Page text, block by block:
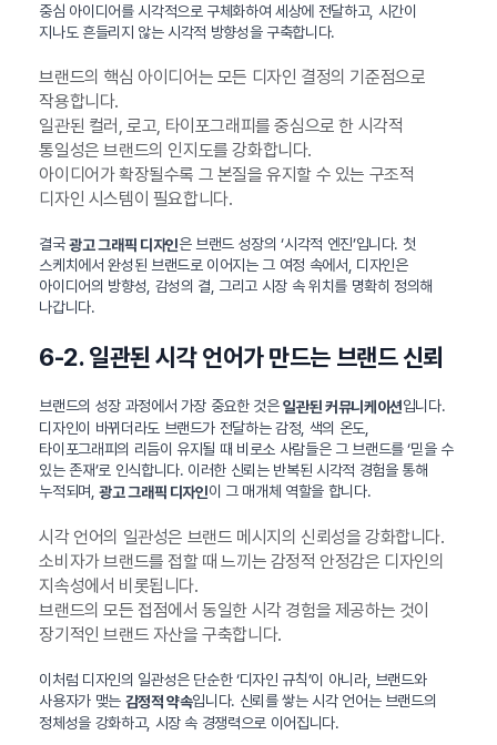
중심 아이디어를 시각적으로 구체화하여 세상에 전달하고, 시간이
지나도 흔들리지 않는 시각적 방향성을 구축합니다.
브랜드의 핵심 아이디어는 모든 디자인 결정의 기준점으로
작용합니다.
일관된 컬러, 로고, 타이포그래피를 중심으로 한 시각적
통일성은 브랜드의 인지도를 강화합니다.
아이디어가 확장될수록 그 본질을 유지할 수 있는 구조적
디자인 시스템이 필요합니다.
결국광고 그래픽 디자인은 브랜드 성장의 ‘시각적 엔진’입니다. 첫
스케치에서 완성된 브랜드로 이어지는 그 여정 속에서, 디자인은
아이디어의 방향성, 감성의 결, 그리고 시장 속 위치를 명확히 정의해
나갑니다.
6-2. 일관된 시각 언어가 만드는 브랜드 신뢰
브랜드의 성장 과정에서 가장 중요한 것은일관된 커뮤니케이션입니다.
디자인이 바뀌더라도 브랜드가 전달하는 감정, 색의 온도,
타이포그래피의 리듬이 유지될 때 비로소 사람들은 그 브랜드를 ‘믿을 수
있는 존재’로 인식합니다. 이러한 신뢰는 반복된 시각적 경험을 통해
누적되며,광고 그래픽 디자인이 그 매개체 역할을 합니다.
시각 언어의 일관성은 브랜드 메시지의 신뢰성을 강화합니다.
소비자가 브랜드를 접할 때 느끼는 감정적 안정감은 디자인의
지속성에서 비롯됩니다.
브랜드의 모든 접점에서 동일한 시각 경험을 제공하는 것이
장기적인 브랜드 자산을 구축합니다.
이처럼 디자인의 일관성은 단순한 ‘디자인 규칙’이 아니라, 브랜드와
사용자가 맺는 감정적 약속입니다. 신뢰를 쌓는 시각 언어는 브랜드의
정체성을 강화하고, 시장 속 경쟁력으로 이어집니다.